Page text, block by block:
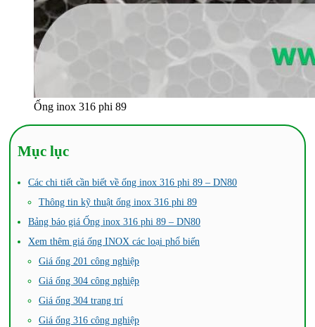
Ống inox 316 phi 89
Mục lục
Các chi tiết cần biết về ống inox 316 phi 89 – DN80
Thông tin kỹ thuật ống inox 316 phi 89
Bảng báo giá Ống inox 316 phi 89 – DN80
Xem thêm giá ống INOX các loại phổ biến
Giá ống 201 công nghiệp
Giá ống 304 công nghiệp
Giá ống 304 trang trí
Giá ống 316 công nghiệp